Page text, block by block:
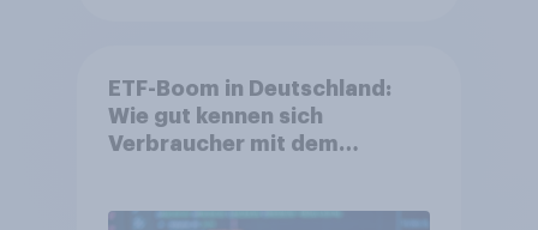
ETF-Boom in Deutschland:
Wie gut kennen sich
Verbraucher mit dem